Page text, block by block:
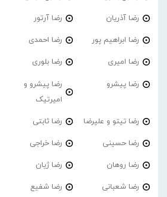
رضا آذریان رضا آرتور
رضا ابراهیم پور رضا احمدی
رضا امیری رضا بلوری
رضا پیشرو
رضا پیشرو و
امیرتیک
رضا تیتو و علیرضا رضا ثابتی
رضا حسینی رضا خراجی
رضا روهان رضا ژیان
رضا شعبانی رضا شفیع